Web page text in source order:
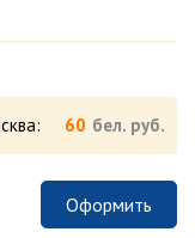
60 бел. руб.
Оформить